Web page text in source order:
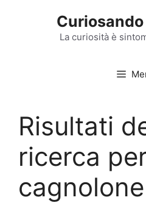
La curiosità è
Risultati
ricerca
cagnolone